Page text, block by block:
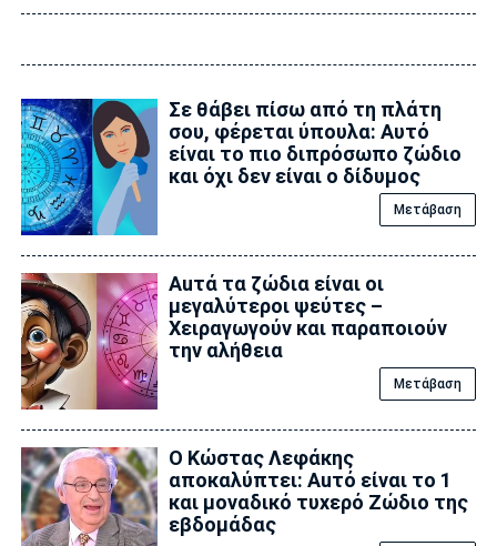
Σε θάβει πίσω από τη πλάτη
σου, φέρεται ύπουλα: Αυτό
είναι το πιο διπρόσωπο ζώδιο
και όχι δεν είναι ο δίδυμος
Μετάβαση
Auτά τα ζώδια είναι οι
μεγαλύτεροι ψεύτες –
Χειραγωγούν και παραποιούν
την αλήθεια
Μετάβαση
Ο Κώστας Λεφάκης
αποκαλύπτει: Αuτό είναι το 1
και μοναδικό τυxερό Zώδιο της
εβδομάδας